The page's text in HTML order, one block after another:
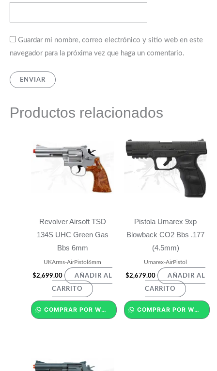
Guardar mi nombre, correo electrónico y sitio web en este
navegador para la próxima vez que haga un comentario.
Productos relacionados
Revolver Airsoft TSD
134S UHC Green Gas
Bbs 6mm
UKArms-AirPistol6mm
$2,699.00 AÑADIR AL
CARRITO
COMPRAR POR WHATSAPP
Pistola Umarex 9xp
Blowback CO2 Bbs .177
(4.5mm)
Umarex-AirPistol
$2,679.00 AÑADIR AL
CARRITO
COMPRAR POR WHATSAPP